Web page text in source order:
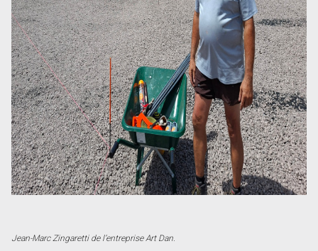
Jean-Marc Zingaretti de l’entreprise Art Dan.